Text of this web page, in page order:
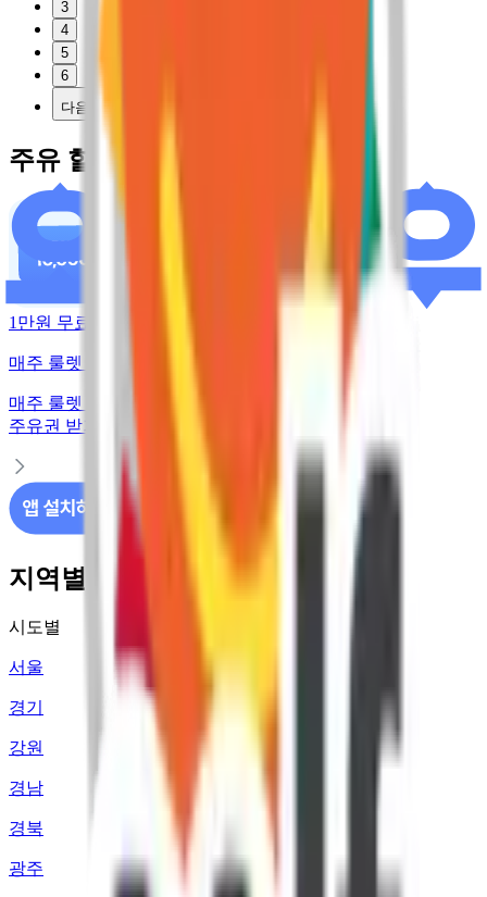
3
4
5
6
다음
주유 할인 혜택
1만원 무료주유
매주 룰렛 돌리고 주유권 받기
매주 룰렛 돌리고
주유권 받기
지역별 주유소 가격 정보
시도별
서울
경기
강원
경남
경북
광주